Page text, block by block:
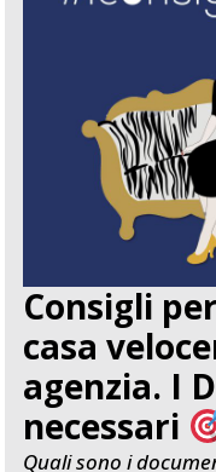
Consigli
casa
agenzia. I
necessari
Quali sono i